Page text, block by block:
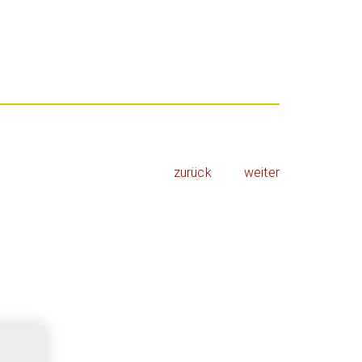
zurück weiter